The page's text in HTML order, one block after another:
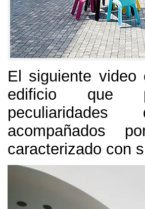
El siguiente video
edificio que
acompañados
caracterizado con